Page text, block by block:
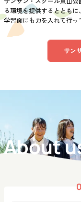
る環境を提供するととも
学習面にも力を入れて行っ
サン
About